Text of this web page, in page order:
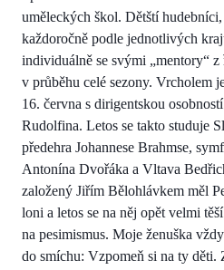
uměleckých škol. Dětští
každoročně podle jednotlivých
individuálně se svými „mentory“
v průběhu celé sezony. Vrcholem
16. června s dirigentskou
Rudolfina. Letos se takto studuje
předehra Johannese Brahmse,
Antonína Dvořáka a Vltava
založený Jiřím Bělohlávkem měl
loni a letos se na něj opět velmi
na pesimismus. Moje ženuška
do smíchu: Vzpomeň si na ty děti.